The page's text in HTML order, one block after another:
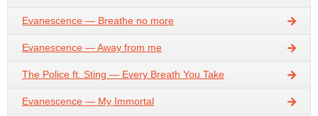
Evanescence — Breathe no more
Evanescence — Away from me
The Police ft. Sting — Every Breath You Take
Evanescence — My Immortal